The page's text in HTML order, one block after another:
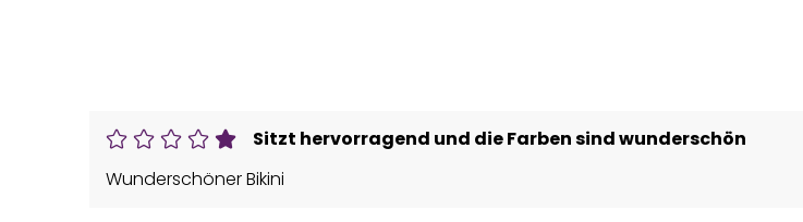
Sitzt hervorragend und die Farben sind wunderschön
Wunderschöner Bikini